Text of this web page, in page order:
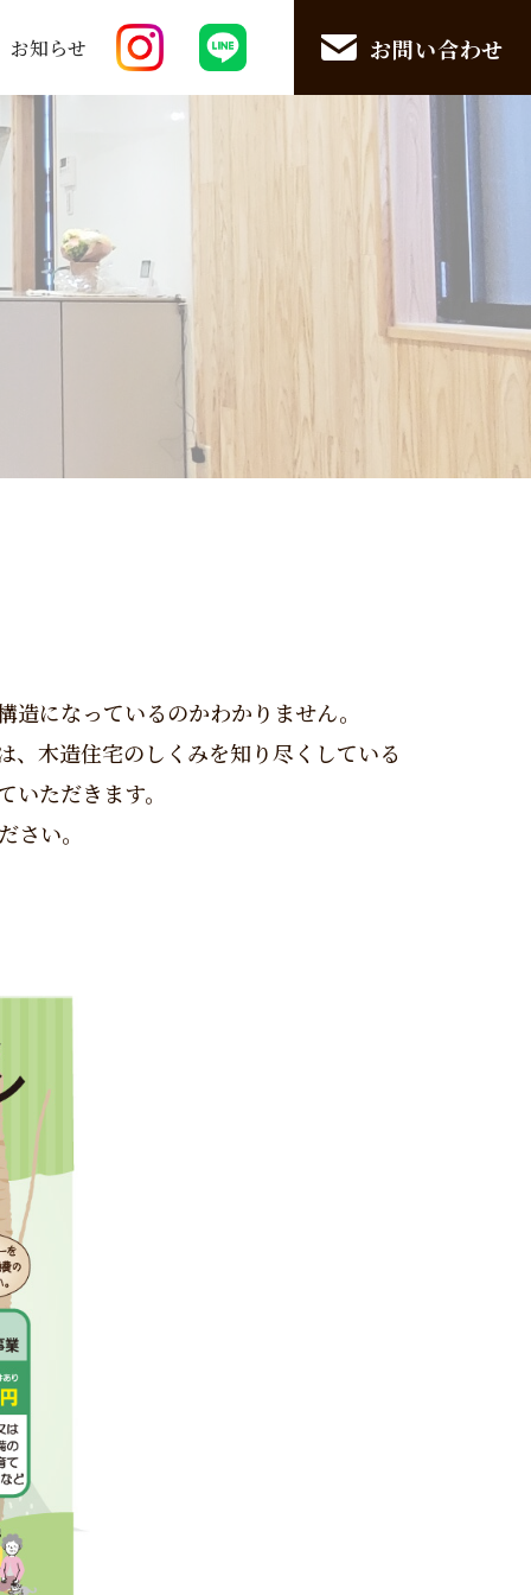
お知らせ お問い合わせ
になっているのかわかりません。
、木造住宅のしくみを知り尽くしている
ただきます。
い。